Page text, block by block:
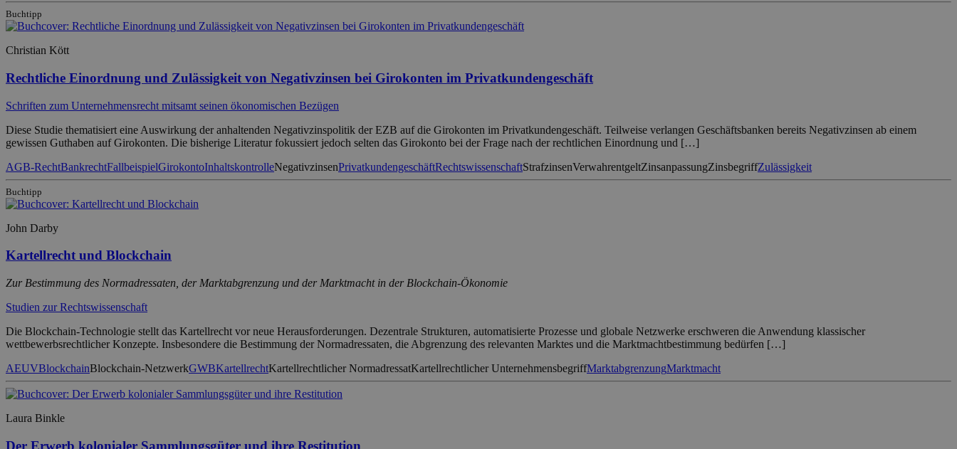
Buchtipp
Christian Kött
Rechtliche Einordnung und Zulässigkeit von Negativzinsen bei Girokonten im Privatkundengeschäft
Schriften zum Unternehmensrecht mitsamt seinen ökonomischen Bezügen
Diese Studie thematisiert eine Auswirkung der anhaltenden Negativzinspolitik der EZB auf die Girokonten im Privatkundengeschäft. Teilweise verlangen Geschäftsbanken bereits Negativzinsen ab einem
gewissen Guthaben auf Girokonten. Die bisherige Literatur fokussiert jedoch selten das Girokonto bei der Frage nach der rechtlichen Einordnung und […]
AGB-RechtBankrechtFallbeispielGirokontoInhaltskontrolleNegativzinsenPrivatkundengeschäftRechtswissenschaftStrafzinsenVerwahrentgeltZinsanpassungZinsbegriffZulässigkeit
Buchtipp
John Darby
Kartellrecht und Blockchain
Zur Bestimmung des Normadressaten, der Marktabgrenzung und der Marktmacht in der Blockchain-Ökonomie
Studien zur Rechtswissenschaft
Die Blockchain-Technologie stellt das Kartellrecht vor neue Herausforderungen. Dezentrale Strukturen, automatisierte Prozesse und globale Netzwerke erschweren die Anwendung klassischer
wettbewerbsrechtlicher Konzepte. Insbesondere die Bestimmung der Normadressaten, die Abgrenzung des relevanten Marktes und die Marktmachtbestimmung bedürfen […]
AEUVBlockchainBlockchain-NetzwerkGWBKartellrechtKartellrechtlicher NormadressatKartellrechtlicher UnternehmensbegriffMarktabgrenzungMarktmacht
Laura Binkle
Der Erwerb kolonialer Sammlungsgüter und ihre Restitution